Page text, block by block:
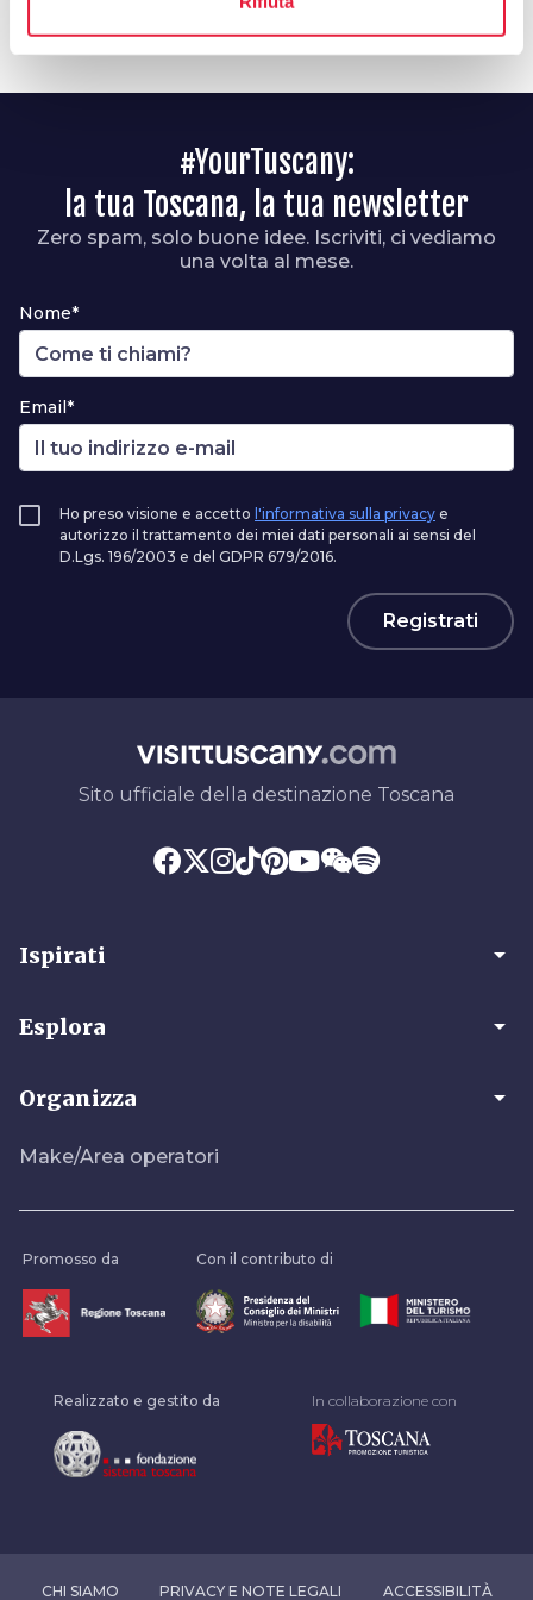
#YourTuscany:
la tua Toscana, la tua newsletter
Zero spam, solo buone idee. Iscriviti, ci vediamo
una volta al mese.
Nome*
Email*
Ho preso visione e accetto l'informativa sulla privacy e
autorizzo il trattamento dei miei dati personali ai sensi del
D.Lgs. 196/2003 e del GDPR 679/2016.
Registrati
Sito ufficiale della destinazione Toscana
Ispirati arrow_drop_down
Esplora arrow_drop_down
Organizza arrow_drop_down
Make/Area operatori
Promosso da Con il contributo di
Realizzato e gestito da In collaborazione con
CHI SIAMO PRIVACY E NOTE LEGALI ACCESSIBILITÀ